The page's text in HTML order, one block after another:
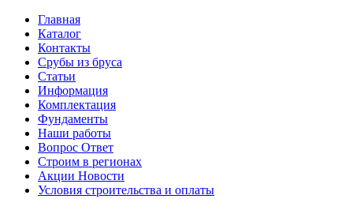
Главная
Каталог
Контакты
Срубы из бруса
Статьи
Информация
Комплектация
Фундаменты
Наши работы
Вопрос Ответ
Строим в регионах
Акции Новости
Условия строительства и оплаты